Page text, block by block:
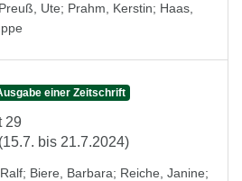
Preuß, Ute; Prahm, Kerstin; Haas,
einer Zeitschrift
29
bis 21.7.2024)
; Biere, Barbara; Reiche, Janine;